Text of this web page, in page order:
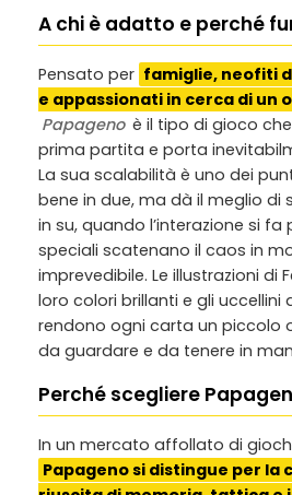
A chi è adatto e perché
Pensato per famiglie, neofiti
e appassionati in cerca di un
Papageno è il tipo di gioco
prima partita e porta
La sua scalabilità è uno dei
bene in due, ma dà il meglio di
in su, quando l’interazione si fa
speciali scatenano il caos in
imprevedibile. Le illustrazioni di
loro colori brillanti e gli uccellini
rendono ogni carta un piccolo
da guardare e da tenere in
Perché scegliere
In un mercato affollato di
Papageno si distingue per la